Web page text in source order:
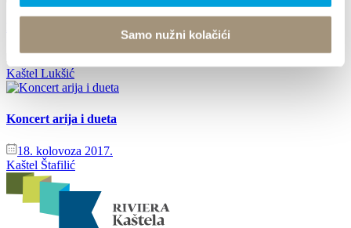
Samo nužni kolačići
LEGENDA O MILJENKU I DOBRILI 2017
Kaštel Lukšić
Koncert arija i dueta
18. kolovoza 2017.
Kaštel Štafilić